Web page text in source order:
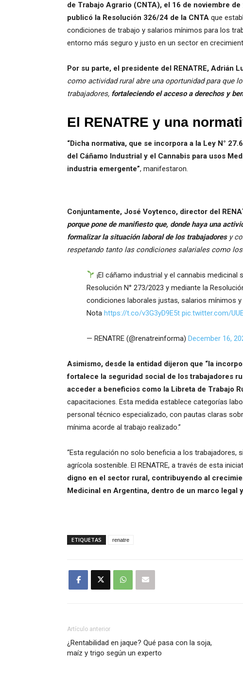
de Trabajo Agrario (CNTA), el 16 de noviembre
publicó la Resolución 326/24 de la CNTA que
condiciones de trabajo y salarios mínimos para los
entorno más seguro y justo en un sector en
Por su parte, el presidente del RENATRE, Adrián
como actividad rural abre una oportunidad para que
trabajadores, fortaleciendo el acceso a derechos y
El RENATRE y una
“Dicha normativa, que se incorpora a la Ley N°
del Cáñamo Industrial y el Cannabis para usos
industria emergente”, manifestaron.
Conjuntamente, José Voytenco, director del
porque pone de manifiesto que, donde haya una
formalizar la situación laboral de los trabajadoresy
respetando tanto las condiciones salariales como
¡El cáñamo industrial y el cannabis medicinal
Resolución N° 273/2023 y mediante la
condiciones laborales justas, salarios mínimos
Nota https://t.co/v3G3yD9E5t pic.twitter.com/
— RENATRE (@renatreinforma) December 16,
Asimismo, desde la entidad dijeron que “la
fortalece la seguridad social de los trabajadores
acceder a beneficios como la Libreta de Trabajo
capacitaciones. Esta medida establece categorías
personal técnico especializado, con pautas claras
mínima acorde al trabajo realizado.”
“Esta regulación no solo beneficia a los
agrícola sostenible. El RENATRE, a través de esta
digno en el sector rural, contribuyendo al
Medicinal en Argentina, dentro de un marco legal
ETIQUETAS renatre
Artículo anterior
¿Rentabilidad en jaque? Qué pasa con la soja,
maíz y trigo según un experto